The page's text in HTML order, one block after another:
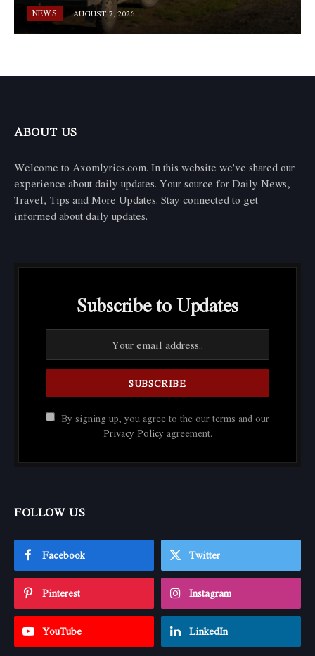
NEWS AUGUST 7, 2026
ABOUT US
Welcome to Axomlyrics.com. In this website we've shared our
experience about daily updates. Your source for Daily News,
Travel, Tips and More Updates. Stay connected to get
informed about daily updates.
Subscribe to Updates
By signing up, you agree to the our terms and our
Privacy Policy agreement.
FOLLOW US
Facebook Twitter
Pinterest Instagram
YouTube LinkedIn